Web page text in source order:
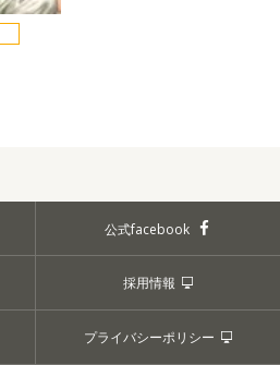
公式facebook
採用情報
プライバシーポリシー